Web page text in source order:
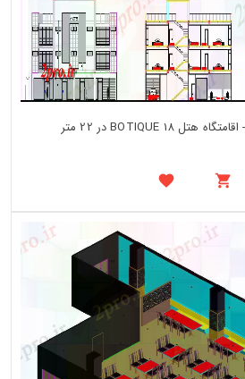
دانلود نقشه هتل - رستوران - اقامتگاه هتل BOTIQUE 18 در 22 متر